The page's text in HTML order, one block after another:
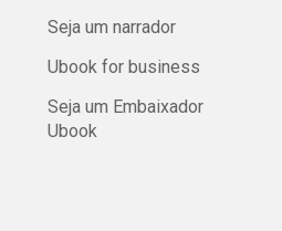
Seja um narrador
Ubook for business
Seja um Embaixador
Ubook